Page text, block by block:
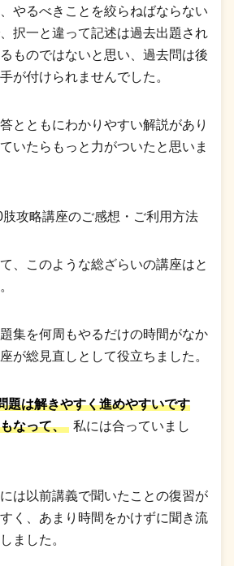
やるべきことを絞らねばならない
択一と違って記述は過去出題され
ものではないと思い、過去問は後
が付けられませんでした。
とともにわかりやすい解説があり
いたらもっと力がついたと思いま
攻略講座のご感想・ご利用方法
、このような総ざらいの講座はと
集を何周もやるだけの時間がなか
が総見直しとして役立ちました。
題は解きやすく進めやすいです
なって、 私には合っていまし
は以前講義で聞いたことの復習が
く、あまり時間をかけずに聞き流
ました。